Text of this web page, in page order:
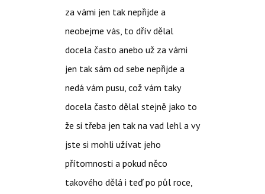
za vámi jen tak nepřijde a
neobejme vás, to dřív dělal
docela často anebo už za vámi
jen tak sám od sebe nepřijde a
nedá vám pusu, což vám taky
docela často dělal stejně jako to
že si třeba jen tak na vad lehl a vy
jste si mohli užívat jeho
přítomnosti a pokud něco
takového dělá i teď po půl roce,